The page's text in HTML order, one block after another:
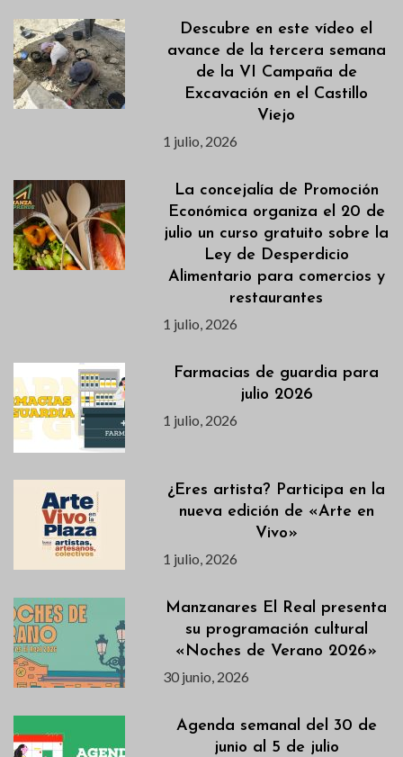
Descubre en este vídeo el
avance de la tercera semana
de la VI Campaña de
Excavación en el Castillo
Viejo
1 julio, 2026
La concejalía de Promoción
Económica organiza el 20 de
julio un curso gratuito sobre la
Ley de Desperdicio
Alimentario para comercios y
restaurantes
1 julio, 2026
Farmacias de guardia para
julio 2026
1 julio, 2026
¿Eres artista? Participa en la
nueva edición de «Arte en
Vivo»
1 julio, 2026
Manzanares El Real presenta
su programación cultural
«Noches de Verano 2026»
30 junio, 2026
Agenda semanal del 30 de
junio al 5 de julio